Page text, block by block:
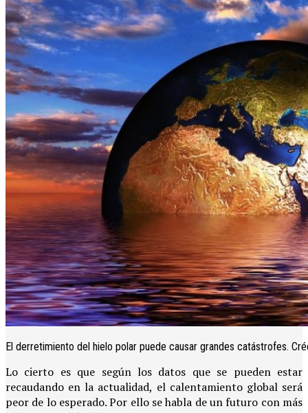
El derretimiento del hielo polar puede causar grandes catástrofes.
Lo cierto es que según los datos que se pueden estar
recaudando en la actualidad, el calentamiento global será
peor de lo esperado. Por ello se habla de un futuro con más